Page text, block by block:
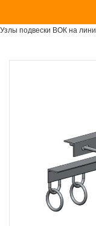
Узлы подвески ВОК на